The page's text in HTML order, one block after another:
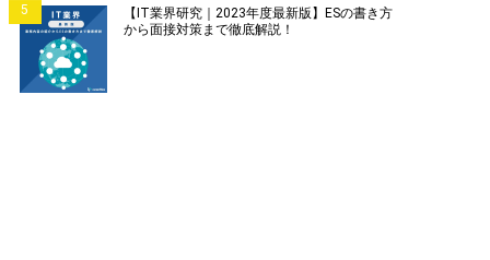
5
【IT業界研究｜2023年度最新版】ESの書き方
から面接対策まで徹底解説！